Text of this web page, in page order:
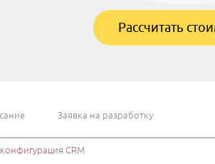
Рассчитать
Заявка на разработку
CRM